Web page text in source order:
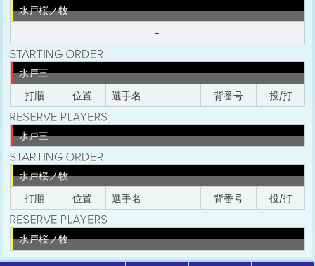
水戸桜ノ牧
-
水戸三
打順
位置 選手名 背番号 投/打
水戸三
水戸桜ノ牧
打順
位置 選手名 背番号 投/打
水戸桜ノ牧